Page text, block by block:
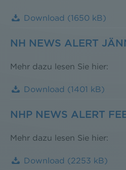
Download (1650 kB)
NH NEWS ALERT
Mehr dazu lesen Sie hier:
Download (1401 kB)
NHP NEWS ALERT
Mehr dazu lesen Sie hier:
Download (2253 kB)